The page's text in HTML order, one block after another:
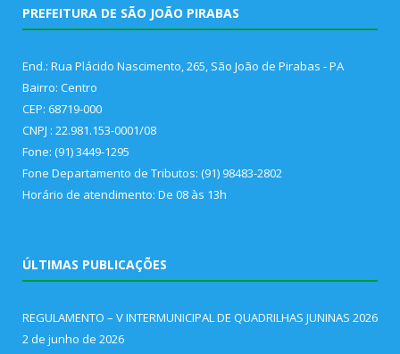
PREFEITURA DE SÃO JOÃO PIRABAS
End.: Rua Plácido Nascimento, 265, São João de Pirabas - PA
Bairro: Centro
CEP: 68719-000
CNPJ : 22.981.153-0001/08
Fone: (91) 3449-1295
Fone Departamento de Tributos: (91) 98483-2802
Horário de atendimento: De 08 às 13h
ÚLTIMAS PUBLICAÇÕES
REGULAMENTO – V INTERMUNICIPAL DE QUADRILHAS JUNINAS 2026
2 de junho de 2026